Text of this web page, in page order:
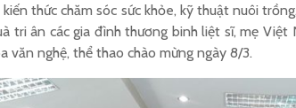
thức chăm sóc sức khỏe, kỹ thuật nuôi
tri ân các gia đình thương binh liệt sĩ, mẹ
văn nghệ, thể thao chào mừng ngày 8/3.